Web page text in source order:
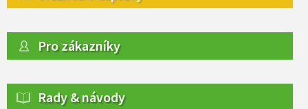
Pro zákazníky
Rady & návody